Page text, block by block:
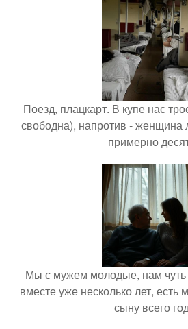
Поезд, плацкарт. В купе нас
свободна), напротив - женщина
примерно
Мы с мужем молодые, нам чуть
вместе уже несколько лет, есть
сыну всего